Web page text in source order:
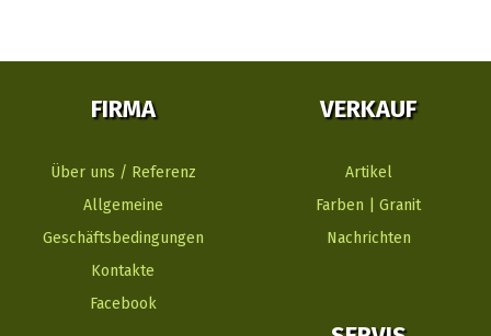
FIRMA
Über uns / Referenz
Allgemeine
Geschäftsbedingungen
Kontakte
Facebook
VERKAUF
Artikel
Farben | Granit
Nachrichten